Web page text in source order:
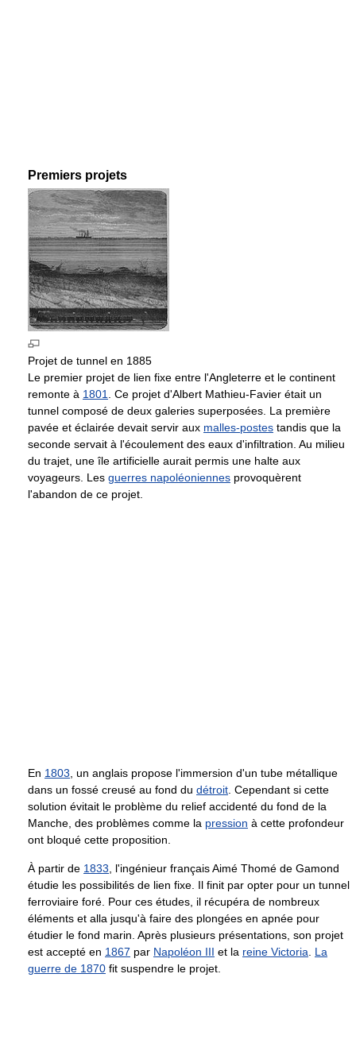
Premiers projets
Projet de tunnel en 1885
Le premier projet de lien fixe entre l'Angleterre et le continent
remonte à 1801. Ce projet d'Albert Mathieu-Favier était un
tunnel composé de deux galeries superposées. La première
pavée et éclairée devait servir aux malles-postes tandis que la
seconde servait à l'écoulement des eaux d'infiltration. Au milieu
du trajet, une île artificielle aurait permis une halte aux
voyageurs. Les guerres napoléoniennes provoquèrent
l'abandon de ce projet.
En 1803, un anglais propose l'immersion d'un tube métallique
dans un fossé creusé au fond du détroit. Cependant si cette
solution évitait le problème du relief accidenté du fond de la
Manche, des problèmes comme la pression à cette profondeur
ont bloqué cette proposition.
À partir de 1833, l'ingénieur français Aimé Thomé de Gamond
étudie les possibilités de lien fixe. Il finit par opter pour un tunnel
ferroviaire foré. Pour ces études, il récupéra de nombreux
éléments et alla jusqu'à faire des plongées en apnée pour
étudier le fond marin. Après plusieurs présentations, son projet
est accepté en 1867 par Napoléon III et la reine Victoria. La
guerre de 1870 fit suspendre le projet.